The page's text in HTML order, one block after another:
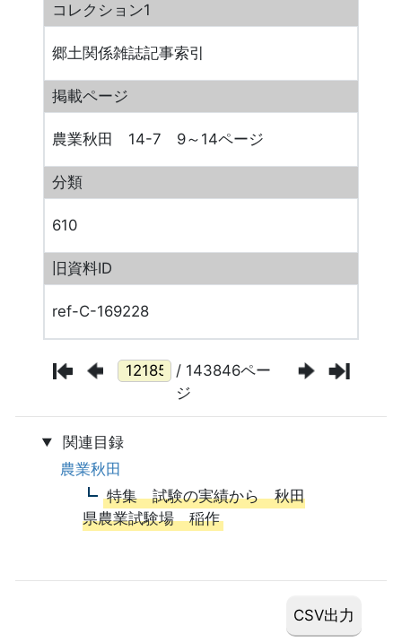
コレクション1
郷土関係雑誌記事索引
掲載ページ
農業秋田 14-7 9～14ページ
分類
610
旧資料ID
ref-C-169228
/ 143846ペー
ジ
関連目録
農業秋田
特集 試験の実績から 秋田
県農業試験場 稲作